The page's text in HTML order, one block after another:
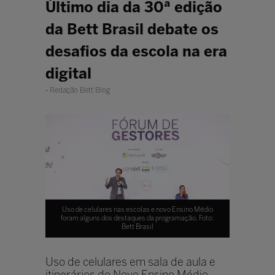
Último dia da 30ª edição
da Bett Brasil debate os
desafios da escola na era
digital
Redação Bett Blog
Uso de celulares nas escolas e novo Ensino Médio
foram alguns dos destaques da programação. Foto:
Bett Brasil
Uso de celulares em sala de aula e